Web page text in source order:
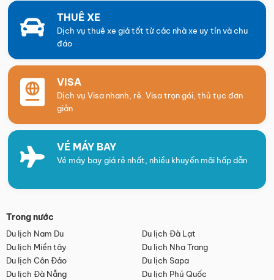
THUÊ XE
Dịch vụ thuê xe giá tốt từ các nhà xe uy tín và chu
đáo
VISA
Dịch vụ Visa nhanh, rẻ. Visa trọn gói, thủ tục đơn
giản
VÉ MÁY BAY
Vé máy bay giá rẻ nhất, nhiều khuyến mãi hấp dẫn
Trong nước
Du lịch Nam Du
Du lịch Đà Lạt
Du lịch Miền tây
Du lịch Nha Trang
Du lịch Côn Đảo
Du lịch Sapa
Du lịch Đà Nẵng
Du lịch Phú Quốc